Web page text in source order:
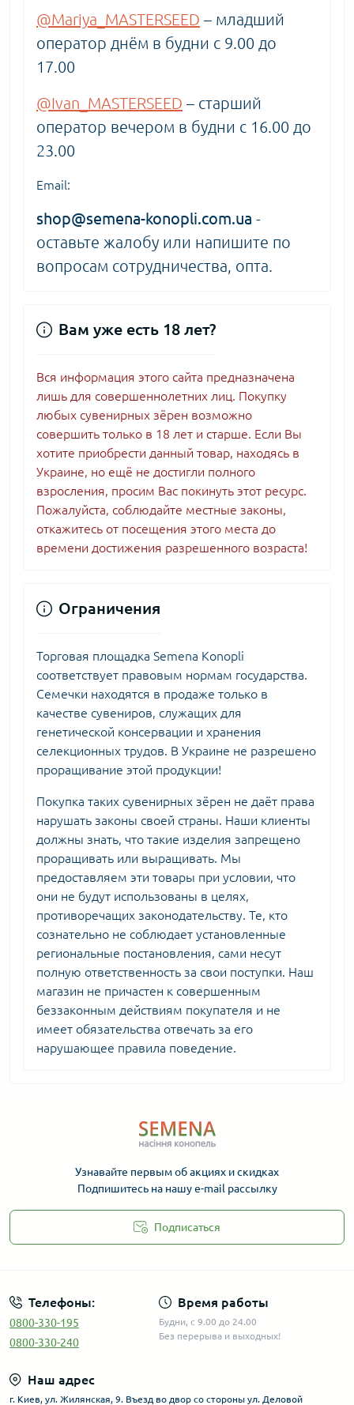
@Mariya_MASTERSEED – младший
оператор днём в будни с 9.00 до
17.00
@Ivan_MASTERSEED – старший
оператор вечером в будни с 16.00 до
23.00
Email:
shop@semena-konopli.com.ua -
оставьте жалобу или напишите по
вопросам сотрудничества, опта.
Вам уже есть 18 лет?
Вся информация этого сайта предназначена
лишь для совершеннолетних лиц. Покупку
любых сувенирных зёрен возможно
совершить только в 18 лет и старше. Если Вы
хотите приобрести данный товар, находясь в
Украине, но ещё не достигли полного
взросления, просим Вас покинуть этот ресурс.
Пожалуйста, соблюдайте местные законы,
откажитесь от посещения этого места до
времени достижения разрешенного возраста!
Ограничения
Торговая площадка Semena Konopli
соответствует правовым нормам государства.
Семечки находятся в продаже только в
качестве сувениров, служащих для
генетической консервации и хранения
селекционных трудов. В Украине не разрешено
проращивание этой продукции!
Покупка таких сувенирных зёрен не даёт права
нарушать законы своей страны. Наши клиенты
должны знать, что такие изделия запрещено
проращивать или выращивать. Мы
предоставляем эти товары при условии, что
они не будут использованы в целях,
противоречащих законодательству. Те, кто
сознательно не соблюдает установленные
региональные постановления, сами несут
полную ответственность за свои поступки. Наш
магазин не причастен к совершенным
беззаконным действиям покупателя и не
имеет обязательства отвечать за его
нарушающее правила поведение.
Узнавайте первым об акциях и скидках
Подпишитесь на нашу e-mail рассылку
Подписаться
Телефоны:
0800-330-195
0800-330-240
Время работы
Будни, с 9.00 до 24.00
Без перерыва и выходных!
Наш адрес
г. Киев, ул. Жилянская, 9. Въезд во двор со стороны ул. Деловой